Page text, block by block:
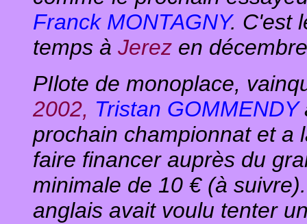
Franck MONTAGNY. C'est
temps à Jerez en
PIlote de monoplace,
2002, Tristan GOMMENDY
prochain championnat et a
faire financer auprès du
minimale de 10 € (à
anglais avait voulu tenter